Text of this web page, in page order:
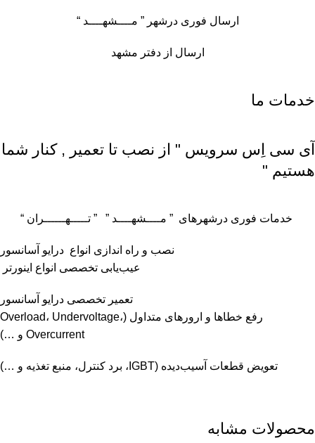
ارسال فوری درشهر ” مــــشهــــد “
ارسال از دفتر مشهد
خدمات ما
آی سی اِس سرویس " از نصب تا تعمیر , کنار شما
هستیم "
خدمات فوری درشهرهای ” مــــشهــــد ” ” تـــــهــــــران “
نصب و راه اندازی انواع درایو آسانسور
عیب‌یابی تخصصی انواع اینورتر
تعمیر تخصصی درایو آسانسور
رفع خطاها و ارورهای متداول (Overload، Undervoltage،
Overcurrent و …)
تعویض قطعات آسیب‌دیده (IGBT، برد کنترل، منبع تغذیه و …)
محصولات مشابه